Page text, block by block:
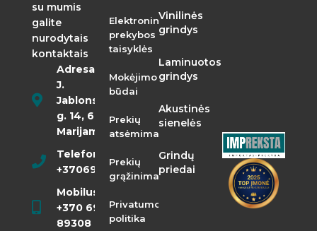
su mumis
galite
nurodytais
kontaktais
Adresas:
J.
Jablonskio
g. 14, 68290
Marijampolė
Telefonas:
+37069855400
Mobilusis:
+370 698
89308
Elektroninės
prekybos
taisyklės
Mokėjimo
būdai
Prekių
atsėmimas
Prekių
grąžinimas
Privatumo
politika
Vinilinės
grindys
Laminuotos
grindys
Akustinės
sienelės
Grindų
priedai